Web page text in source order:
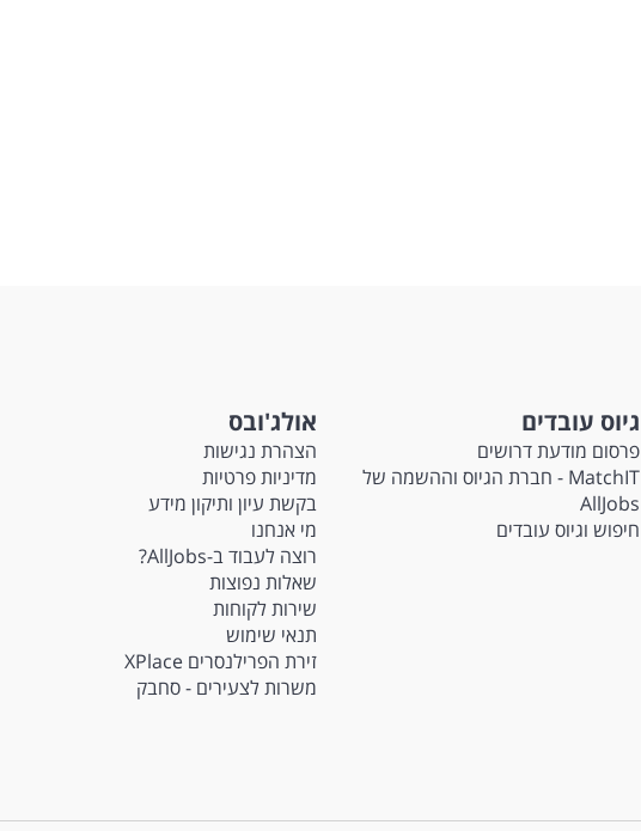
גיוס עובדים
פרסום מודעת דרושים
MatchIT - חברת הגיוס וההשמה של
AllJobs
חיפוש וגיוס עובדים
אולג'ובס
הצהרת נגישות
מדיניות פרטיות
בקשת עיון ותיקון מידע
מי אנחנו
רוצה לעבוד ב-AllJobs?
שאלות נפוצות
שירות לקוחות
תנאי שימוש
זירת הפרילנסרים XPlace
משרות לצעירים - סחבק